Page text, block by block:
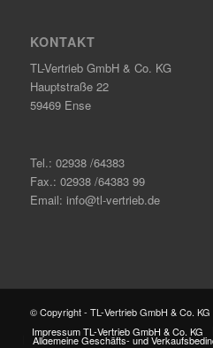
KONTAKT
TL-Vertrieb GmbH & Co. KG
Hauptstraße 22
59469 Ense
Tel.: 02938 /64383
Fax.: 02938 /64383 99
Email: info@tl-vertrieb.de
© Copyright - TL-Vertrieb GmbH & Co. KG
Impressum TL-Vertrieb GmbH & Co. KG
Allgemeine Geschäfts- und